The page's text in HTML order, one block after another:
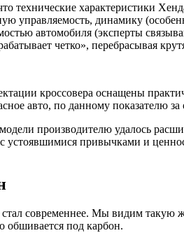
технические характеристики
управляемость, динамику
автомобиля (эксперты
четко», перебрасывая
кроссовера оснащены
авто, по данному показателю
производителю удалось
устоявшимися привычками и
современнее. Мы видим такую
обшивается под карбон.